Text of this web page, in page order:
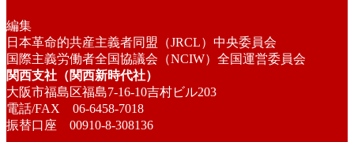
編集
日本革命的共産主義者同盟（JRCL）中央委員会
国際主義労働者全国協議会（NCIW）全国運営委員会
関西支社（関西新時代社）
大阪市福島区福島7-16-10吉村ビル203
電話/FAX 06-6458-7018
振替口座 00910-8-308136